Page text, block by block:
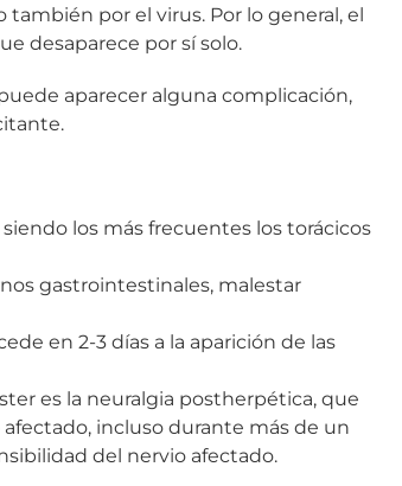
por el virus. Por lo general, el
desaparece por sí solo.
aparecer alguna complicación,
los más frecuentes los torácicos
gastrointestinales, malestar
en 2-3 días a la aparición de las
es la neuralgia postherpética, que
incluso durante más de un
del nervio afectado.